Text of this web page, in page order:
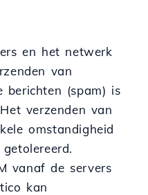
en het netwerk
van
berichten (spam) is
verzenden van
omstandigheid
vanaf de servers
kan